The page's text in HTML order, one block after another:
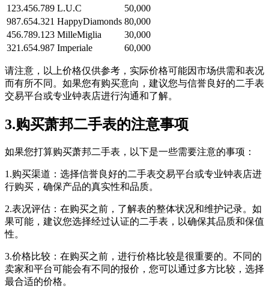
123.456.789 L.U.C
50,000
987.654.321 HappyDiamonds 80,000
456.789.123 MilleMiglia
30,000
321.654.987 Imperiale 60,000
请注意，以上价格仅供参考，实际价格可能因市场供需和表况
而有所不同。如果您有购买意向，建议您与信誉良好的二手表
交易平台或专业钟表店进行沟通和了解。
3.购买萧邦二手表的注意事项
如果您打算购买萧邦二手表，以下是一些需要注意的事项：
1.购买渠道：选择信誉良好的二手表交易平台或专业钟表店进
行购买，确保产品的真实性和品质。
2.表况评估：在购买之前，了解表的整体状况和维护记录。如
果可能，建议您选择经过认证的二手表，以确保其品质和保值
性。
3.价格比较：在购买之前，进行价格比较是很重要的。不同的
卖家和平台可能会有不同的报价，您可以通过多方比较，选择
最合适的价格。